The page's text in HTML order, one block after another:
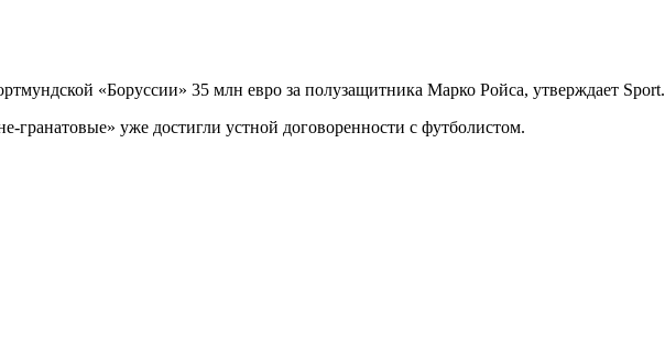
«Боруссии» 35 млн евро за полузащитника Марко Ройса, утверждает Sport.
гранатовые» уже достигли устной договоренности с футболистом.